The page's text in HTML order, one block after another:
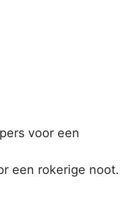
voor een
een rokerige noot.